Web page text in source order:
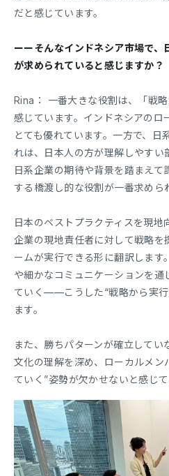
だと感じています。
ーーそんなインドネシア市場で、
が求められていると感じますか？
Rina： 一番大きな役割は、「戦
感じています。インドネシアのロ
とても優れています。一方で、日
れは、日本人の方が理解しやすい
日系企業の期待や背景を踏まえ
する橋渡し的な役割が一番求めら
日本のベストプラクティスを現地
企業の現地責任者に対して戦略を
ームが実行できる形に翻訳します
や細かなコミュニケーションを通
ていく——こうした“戦略から実行
ます。
また、勝ちパターンが確立してい
文化の理解を深め、ローカルメン
ていく”姿勢が欠かせないと感じて